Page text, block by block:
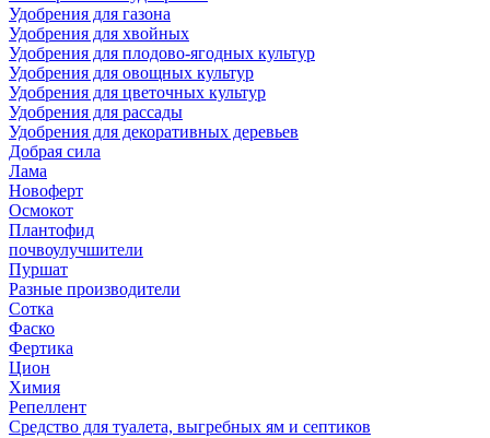
Удобрения для газона
Удобрения для хвойных
Удобрения для плодово-ягодных культур
Удобрения для овощных культур
Удобрения для цветочных культур
Удобрения для рассады
Удобрения для декоративных деревьев
Добрая сила
Лама
Новоферт
Осмокот
Плантофид
почвоулучшители
Пуршат
Разные производители
Сотка
Фаско
Фертика
Цион
Химия
Репеллент
Средство для туалета, выгребных ям и септиков